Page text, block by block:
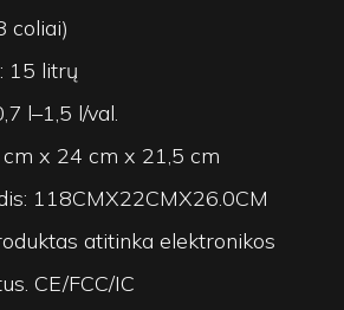
coliai)
15 litrų
l–1,5 l/val.
x 24 cm x 21,5 cm
118CMX22CMX26.0CM
atitinka elektronikos
CE/FCC/IC